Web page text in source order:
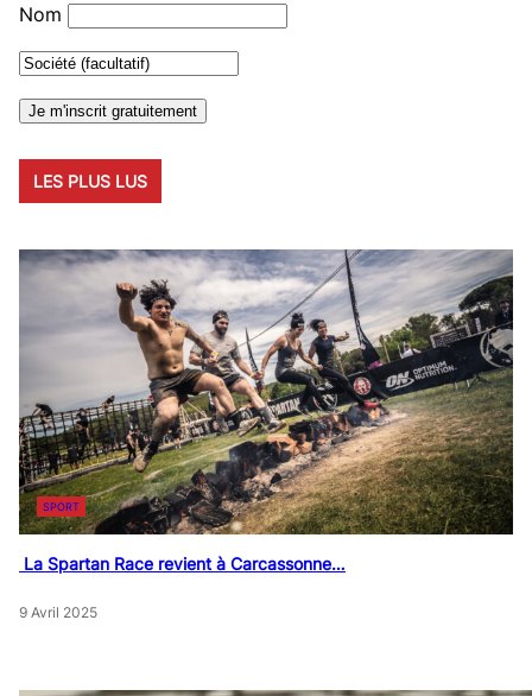
Nom
LES PLUS LUS
SPORT
La Spartan Race revient à Carcassonne…
9 Avril 2025